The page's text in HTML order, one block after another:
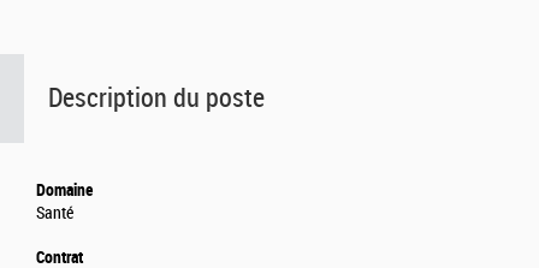
Description du poste
Domaine
Santé
Contrat